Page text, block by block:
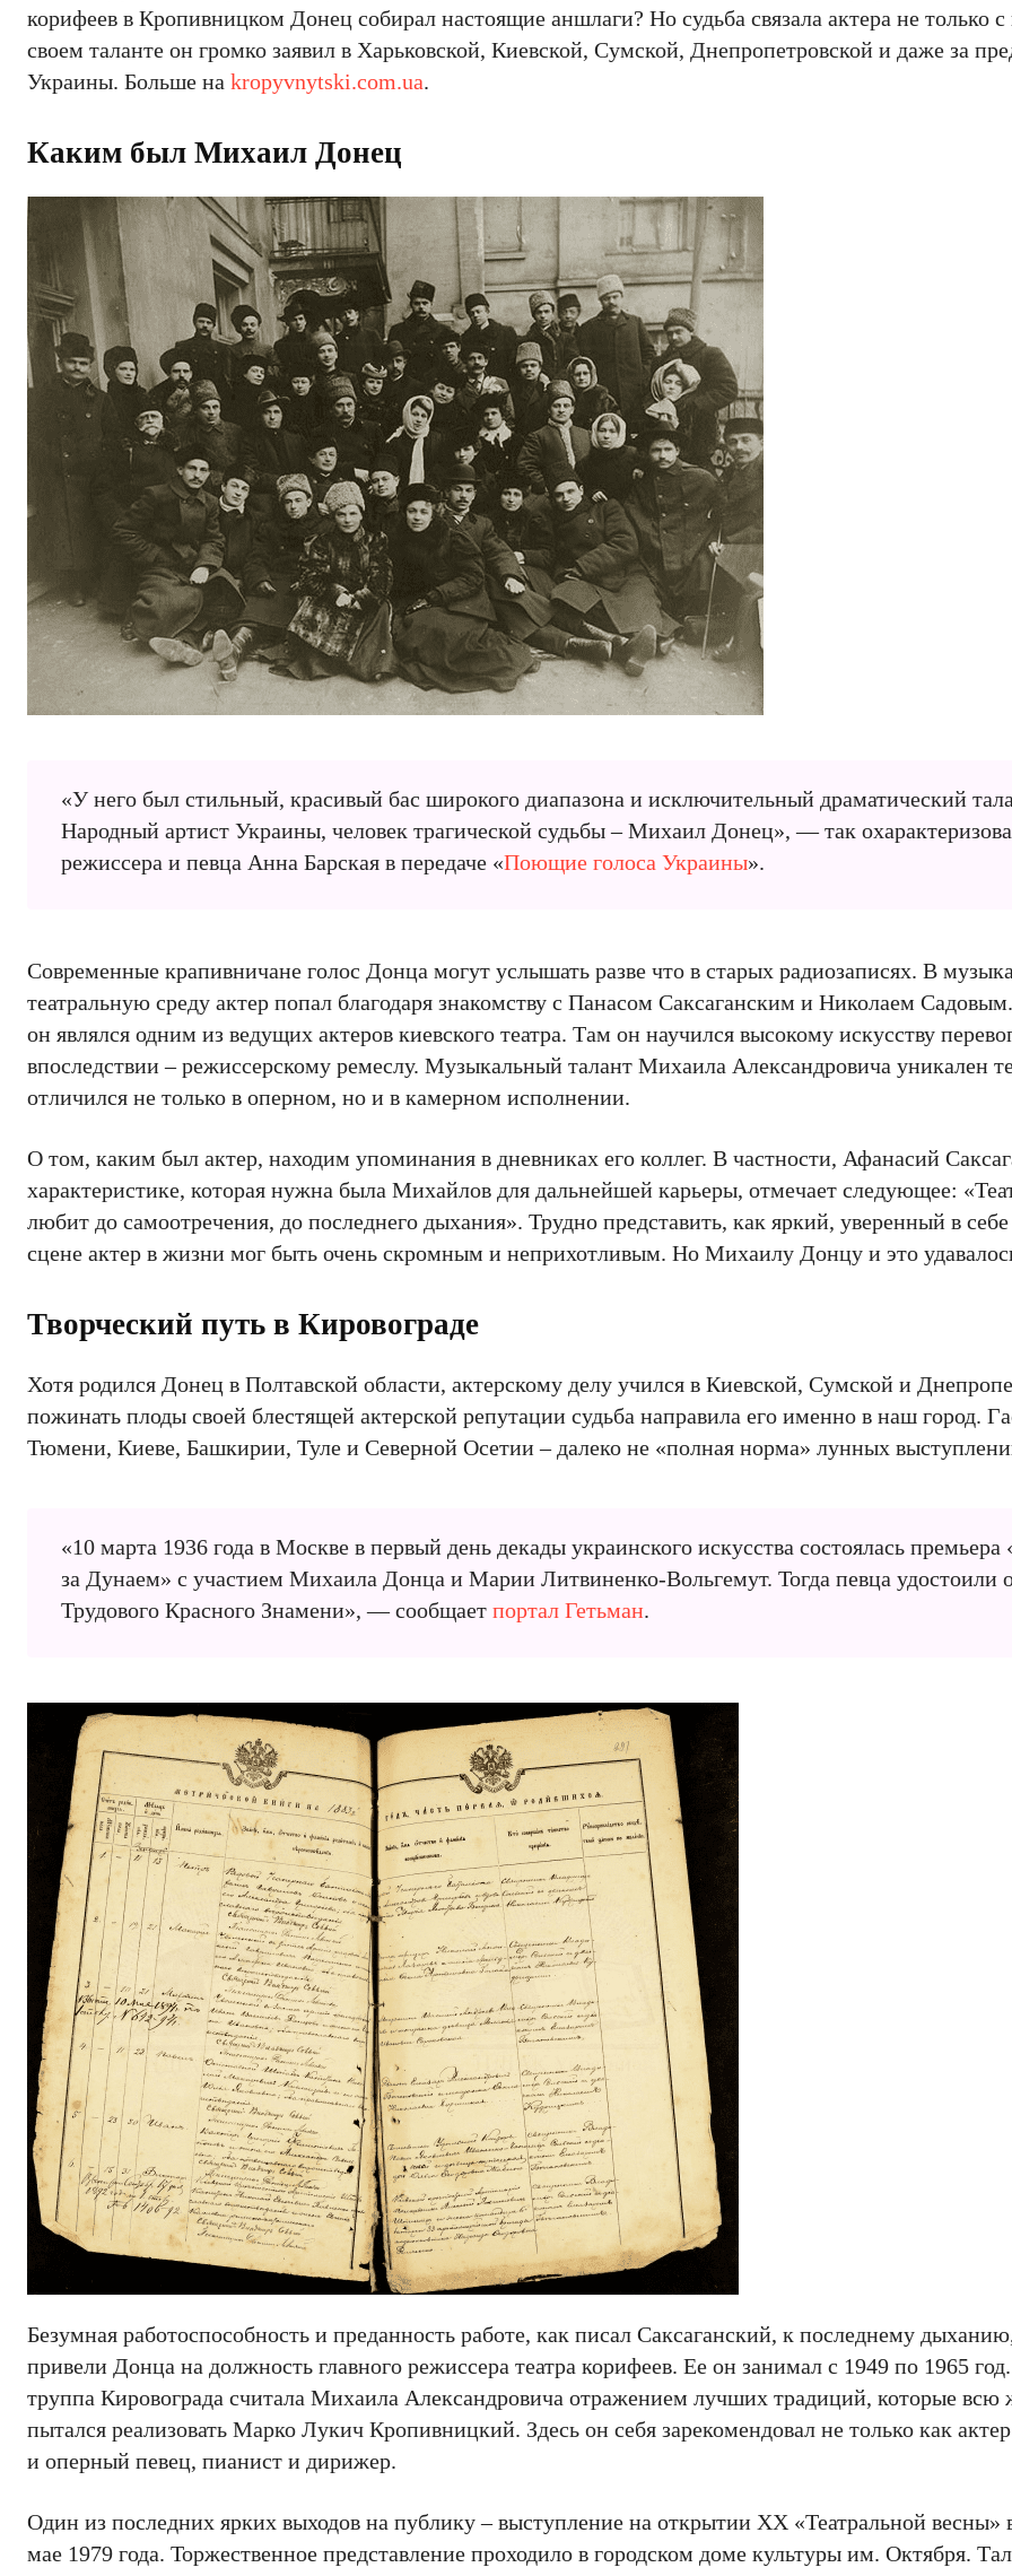
корифеев в Кропивницком Донец собирал настоящие аншлаги? Но судьба связала актера не только
своем таланте он громко заявил в Харьковской, Киевской, Сумской, Днепропетровской и даже за
Украины. Больше на kropyvnytski.com.ua.
Каким был Михаил Донец
«У него был стильный, красивый бас широкого диапазона и исключительный драматический
Народный артист Украины, человек трагической судьбы – Михаил Донец», — так
режиссера и певца Анна Барская в передаче «Поющие голоса Украины».
Современные крапивничане голос Донца могут услышать разве что в старых радиозаписях. В
театральную среду актер попал благодаря знакомству с Панасом Саксаганским и Николаем
он являлся одним из ведущих актеров киевского театра. Там он научился высокому искусству
впоследствии – режиссерскому ремеслу. Музыкальный талант Михаила Александровича уникален
отличился не только в оперном, но и в камерном исполнении.
О том, каким был актер, находим упоминания в дневниках его коллег. В частности, Афанасий
характеристике, которая нужна была Михайлов для дальнейшей карьеры, отмечает следующее:
любит до самоотречения, до последнего дыхания». Трудно представить, как яркий, уверенный в
сцене актер в жизни мог быть очень скромным и неприхотливым. Но Михаилу Донцу и это
Творческий путь в Кировограде
Хотя родился Донец в Полтавской области, актерскому делу учился в Киевской, Сумской и
пожинать плоды своей блестящей актерской репутации судьба направила его именно в наш город.
Тюмени, Киеве, Башкирии, Туле и Северной Осетии – далеко не «полная норма» лунных
«10 марта 1936 года в Москве в первый день декады украинского искусства состоялась
за Дунаем» с участием Михаила Донца и Марии Литвиненко-Вольгемут. Тогда певца удостоили
Трудового Красного Знамени», — сообщает портал Гетьман.
Безумная работоспособность и преданность работе, как писал Саксаганский, к последнему
привели Донца на должность главного режиссера театра корифеев. Ее он занимал с 1949 по 1965
труппа Кировограда считала Михаила Александровича отражением лучших традиций, которые всю
пытался реализовать Марко Лукич Кропивницкий. Здесь он себя зарекомендовал не только как
и оперный певец, пианист и дирижер.
Один из последних ярких выходов на публику – выступление на открытии ХХ «Театральной весны»
мае 1979 года. Торжественное представление проходило в городском доме культуры им. Октября.